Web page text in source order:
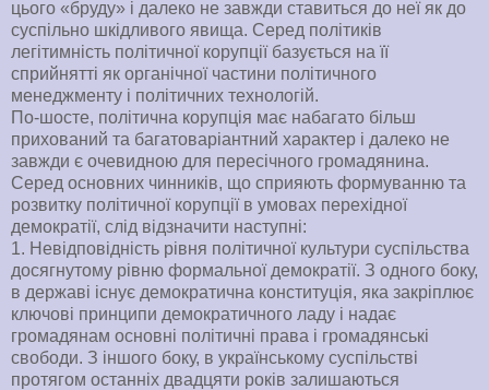
цього «бруду» і далеко не завжди ставиться до неї як до
суспільно шкідливого явища. Серед політиків
легітимність політичної корупції базується на її
сприйнятті як органічної частини політичного
менеджменту і політичних технологій.
По-шосте, політична корупція має набагато більш
прихований та багатоваріантний характер і далеко не
завжди є очевидною для пересічного громадянина.
Серед основних чинників, що сприяють формуванню та
розвитку політичної корупції в умовах перехідної
демократії, слід відзначити наступні:
1. Невідповідність рівня політичної культури суспільства
досягнутому рівню формальної демократії. З одного боку,
в державі існує демократична конституція, яка закріплює
ключові принципи демократичного ладу і надає
громадянам основні політичні права і громадянські
свободи. З іншого боку, в українському суспільстві
протягом останніх двадцяти років залишаються